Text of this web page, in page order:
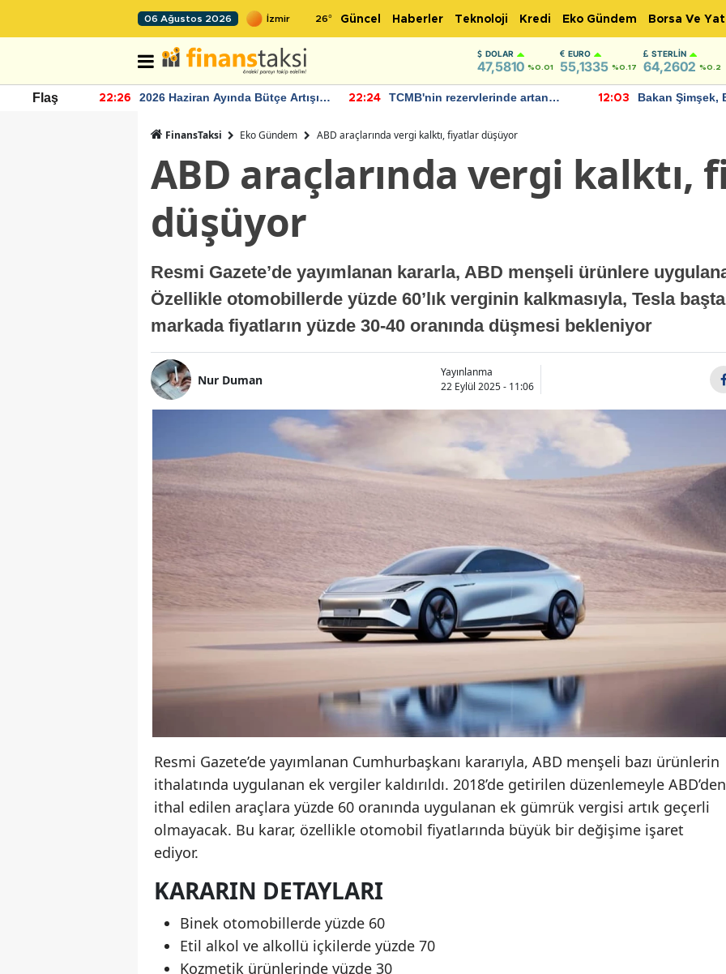
06 Ağustos 2026 26° Güncel Haberler Teknoloji Kredi Eko Gündem Borsa Ve
DOLAR
47,5810 %0.01
EURO
55,1335 %0.17
STERLIN
64,2602 %0.2
Flaş 22:26
2026 Haziran Ayında Bütçe Artışı
22:24
TCMB'nin rezervlerinde artan
12:03
Bakan Şimşek,
FinansTaksi Eko Gündem ABD araçlarında vergi kalktı, fiyatlar düşüyor
ABD araçlarında vergi kalktı,
düşüyor
Resmi Gazete’de yayımlanan kararla, ABD menşeli ürünlere
Özellikle otomobillerde yüzde 60’lık verginin kalkmasıyla, Tesla
markada fiyatların yüzde 30-40 oranında düşmesi bekleniyor
Nur Duman
Yayınlanma
22 Eylül 2025 - 11:06
Resmi Gazete’de yayımlanan Cumhurbaşkanı kararıyla, ABD menşeli bazı ürünlerin
ithalatında uygulanan ek vergiler kaldırıldı. 2018’de getirilen düzenlemeyle ABD’den
ithal edilen araçlara yüzde 60 oranında uygulanan ek gümrük vergisi artık geçerli
olmayacak. Bu karar, özellikle otomobil fiyatlarında büyük bir değişime işaret
ediyor.
KARARIN DETAYLARI
Binek otomobillerde yüzde 60
Etil alkol ve alkollü içkilerde yüzde 70
Kozmetik ürünlerinde yüzde 30